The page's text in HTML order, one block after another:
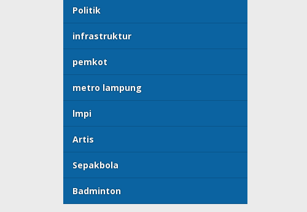
Politik
infrastruktur
pemkot
metro lampung
lmpi
Artis
Sepakbola
Badminton